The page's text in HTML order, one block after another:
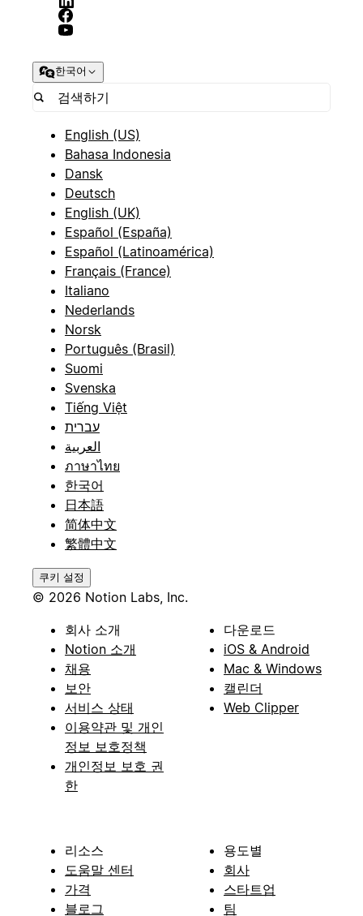
한국어
English (US)
Bahasa Indonesia
Dansk
Deutsch
English (UK)
Español (España)
Español (Latinoamérica)
Français (France)
Italiano
Nederlands
Norsk
Português (Brasil)
Suomi
Svenska
Tiếng Việt
עברית
العربية
ภาษาไทย
한국어
日本語
简体中文
繁體中文
쿠키 설정
© 2026 Notion Labs, Inc.
회사 소개
Notion 소개
채용
보안
서비스 상태
이용약관 및 개인
정보 보호정책
개인정보 보호 권
한
다운로드
iOS & Android
Mac & Windows
캘린더
Web Clipper
리소스
도움말 센터
가격
블로그
용도별
회사
스타트업
팀